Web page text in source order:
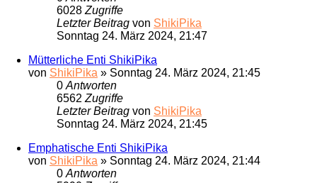
6028Zugriffe
Letzter Beitrag von ShikiPika
Sonntag 24. März 2024, 21:47
Mütterliche Enti ShikiPika
von ShikiPika » Sonntag 24. März 2024, 21:45
0Antworten
6562Zugriffe
Letzter Beitrag von ShikiPika
Sonntag 24. März 2024, 21:45
Emphatische Enti ShikiPika
von ShikiPika » Sonntag 24. März 2024, 21:44
0Antworten